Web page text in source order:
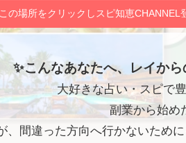
の場所をクリックしスピ知恵
✨こんなあなたへ、レイか
大好きな占い・スピで
副業から始め
、間違った方向へ行かないため